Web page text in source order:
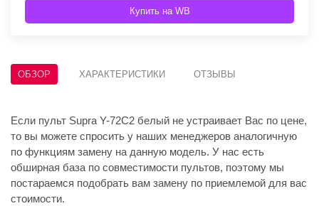
Купить на WB
ОБЗОР ХАРАКТЕРИСТИКИ ОТЗЫВЫ
Если пульт Supra Y-72C2 белый не устраивает Вас по цене,
то вы можете спросить у наших менеджеров аналогичную
по функциям замену на данную модель. У нас есть
обширная база по совместимости пультов, поэтому мы
постараемся подобрать вам замену по приемлемой для вас
стоимости.